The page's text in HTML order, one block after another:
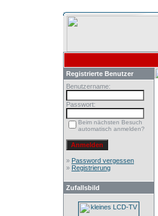
Registrierte Benutzer
Benutzername:
Passwort:
Beim nächsten Besuch
automatisch anmelden?
» Password vergessen
» Registrierung
Zufallsbild